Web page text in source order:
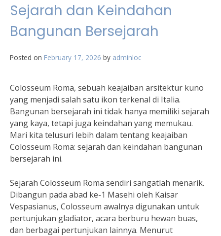
Sejarah dan Keindahan
Bangunan Bersejarah
Posted on February 17, 2026 by adminloc
Colosseum Roma, sebuah keajaiban arsitektur kuno
yang menjadi salah satu ikon terkenal di Italia.
Bangunan bersejarah ini tidak hanya memiliki sejarah
yang kaya, tetapi juga keindahan yang memukau.
Mari kita telusuri lebih dalam tentang keajaiban
Colosseum Roma: sejarah dan keindahan bangunan
bersejarah ini.
Sejarah Colosseum Roma sendiri sangatlah menarik.
Dibangun pada abad ke-1 Masehi oleh Kaisar
Vespasianus, Colosseum awalnya digunakan untuk
pertunjukan gladiator, acara berburu hewan buas,
dan berbagai pertunjukan lainnya. Menurut